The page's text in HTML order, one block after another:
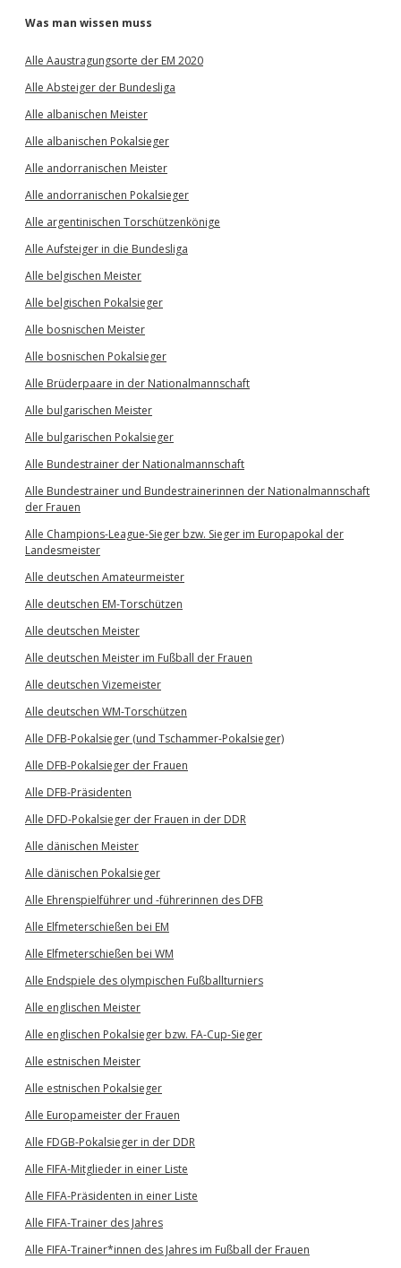
Was man wissen muss
Alle Aaustragungsorte der EM 2020
Alle Absteiger der Bundesliga
Alle albanischen Meister
Alle albanischen Pokalsieger
Alle andorranischen Meister
Alle andorranischen Pokalsieger
Alle argentinischen Torschützenkönige
Alle Aufsteiger in die Bundesliga
Alle belgischen Meister
Alle belgischen Pokalsieger
Alle bosnischen Meister
Alle bosnischen Pokalsieger
Alle Brüderpaare in der Nationalmannschaft
Alle bulgarischen Meister
Alle bulgarischen Pokalsieger
Alle Bundestrainer der Nationalmannschaft
Alle Bundestrainer und Bundestrainerinnen der Nationalmannschaft
der Frauen
Alle Champions-League-Sieger bzw. Sieger im Europapokal der
Landesmeister
Alle deutschen Amateurmeister
Alle deutschen EM-Torschützen
Alle deutschen Meister
Alle deutschen Meister im Fußball der Frauen
Alle deutschen Vizemeister
Alle deutschen WM-Torschützen
Alle DFB-Pokalsieger (und Tschammer-Pokalsieger)
Alle DFB-Pokalsieger der Frauen
Alle DFB-Präsidenten
Alle DFD-Pokalsieger der Frauen in der DDR
Alle dänischen Meister
Alle dänischen Pokalsieger
Alle Ehrenspielführer und -führerinnen des DFB
Alle Elfmeterschießen bei EM
Alle Elfmeterschießen bei WM
Alle Endspiele des olympischen Fußballturniers
Alle englischen Meister
Alle englischen Pokalsieger bzw. FA-Cup-Sieger
Alle estnischen Meister
Alle estnischen Pokalsieger
Alle Europameister der Frauen
Alle FDGB-Pokalsieger in der DDR
Alle FIFA-Mitglieder in einer Liste
Alle FIFA-Präsidenten in einer Liste
Alle FIFA-Trainer des Jahres
Alle FIFA-Trainer*innen des Jahres im Fußball der Frauen